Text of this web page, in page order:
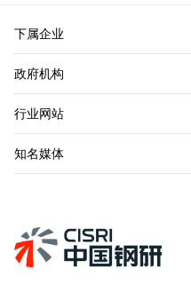
下属企业
政府机构
行业网站
知名媒体